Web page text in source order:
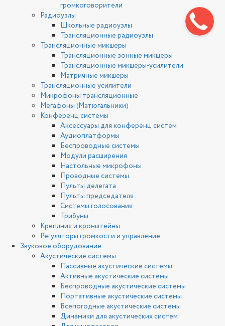
громкоговорители
Радиоузлы
Школьные радиоузлы
Трансляционные радиоузлы
Трансляционные микшеры
Трансляционные зонные микшеры
Трансляционные микшеры-усилители
Матричные микшеры
Трансляционные усилители
Микрофоны трансляционные
Мегафоны (Матюгальники)
Конференц системы
Аксессуары для конференц систем
Аудиоплатформы
Беспроводные системы
Модули расширения
Настольные микрофоны
Проводные системы
Пульты делегата
Пульты председателя
Системы голосования
Трибуны
Креплния и кронштейны
Регуляторы громкости и управление
Звуковое оборудование
Акустические системы
Пассивные акустические системы
Активные акустические системы
Беспроводные акустические системы
Портативные акустические системы
Всепогодные акустические системы
Динамики для акустических систем